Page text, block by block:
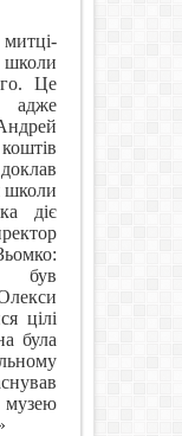
школи
Це
школи
діє
був
цілі
була